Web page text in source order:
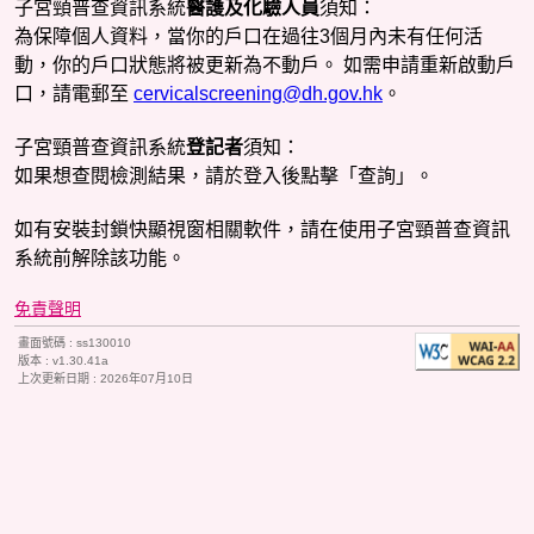
口，請電郵至
版本 :
上次更新日期 :